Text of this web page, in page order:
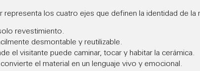
representa los cuatro ejes que definen la identidad de la
revestimiento.
desmontable y reutilizable.
el visitante puede caminar, tocar y habitar la cerámica.
el material en un lenguaje vivo y emocional.